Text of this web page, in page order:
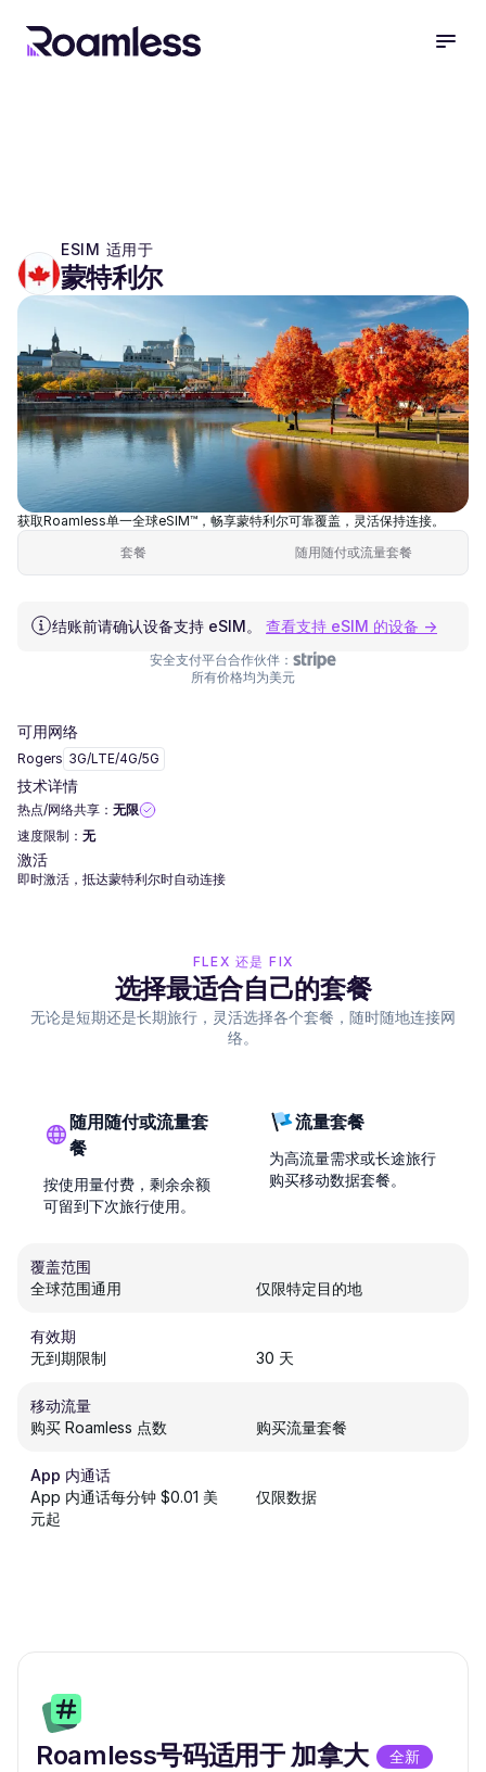
ESIM 适用于
蒙特利尔
获取Roamless单一全球eSIM™，畅享蒙特利尔可靠覆盖，灵活保持连接。
套餐
随用随付或流量套餐
结账前请确认设备支持 eSIM。 查看支持 eSIM 的设备 →
安全支付平台合作伙伴：
所有价格均为美元
可用网络
Rogers 3G/LTE/4G/5G
技术详情
热点/网络共享： 无限
速度限制： 无
激活
即时激活，抵达蒙特利尔时自动连接
FLEX 还是 FIX
选择最适合自己的套餐
无论是短期还是长期旅行，灵活选择各个套餐，随时随地连接网
络。
随用随付或流量套
餐
按使用量付费，剩余余额
可留到下次旅行使用。
流量套餐
为高流量需求或长途旅行
购买移动数据套餐。
覆盖范围
全球范围通用
仅限特定目的地
有效期
无到期限制
30 天
移动流量
购买 Roamless 点数
购买流量套餐
App 内通话
App 内通话每分钟 $0.01 美
元起
仅限数据
Roamless号码适用于 加拿大
全新